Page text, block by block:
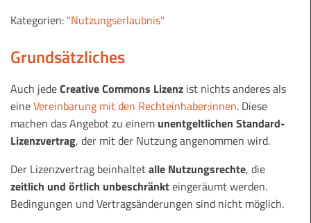
Kategorien: "Nutzungserlaubnis"
Grundsätzliches
Auch jedeCreative Commons Lizenz ist nichts anderes als
eineVereinbarung mit den Rechteinhaber:innen. Diese
machen das Angebot zu einem unentgeltlichen Standard-
Lizenzvertrag, der mit der Nutzung angenommen wird.
Der Lizenzvertrag beinhaltetalle Nutzungsrechte, die
zeitlich und örtlich unbeschränkteingeräumt werden.
Bedingungen und Vertragsänderungen sind nicht möglich.